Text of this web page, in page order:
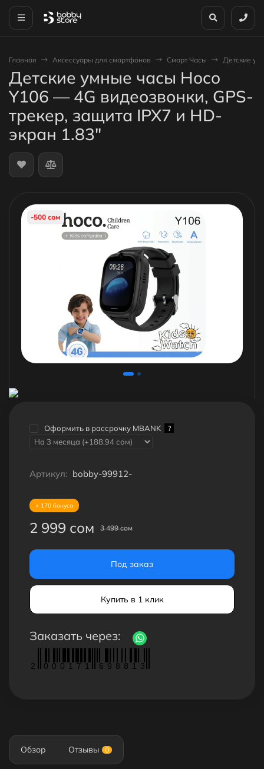
Главная Аксессуары для смартфонов Смарт Часы Детские
Детские умные часы Hoco
Y106 — 4G видеозвонки, GPS-
трекер, защита IPX7 и HD-
экран 1.83"
-500 сом
Оформить в рассрочку MBANK ?
Артикул: bobby-99912-
+ 170 бонуса
2 999 сом 3 499 сом
Под заказ
Купить в 1 клик
Заказать через:
2 0 0 0 1 7 1 6 9 8 8 1 3
Обзор Отзывы 0